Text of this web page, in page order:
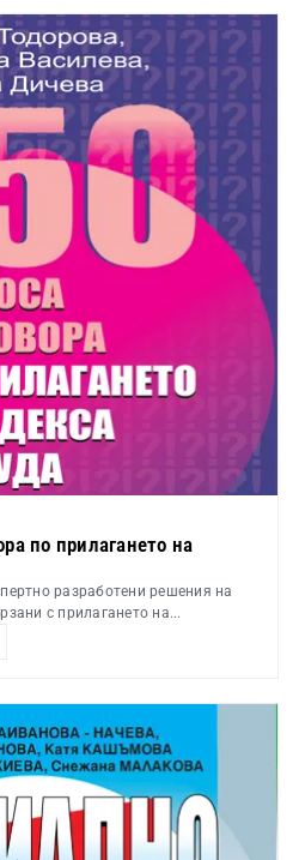
по прилагането на
разработени решения на
с прилагането на...